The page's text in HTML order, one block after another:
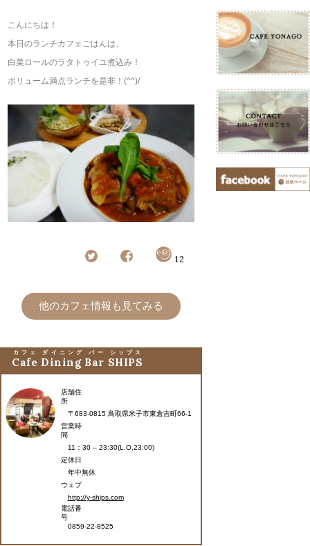
​こんにちは！
本日のランチカフェごはんは、
白菜ロールのラタトゥイユ煮込み！
ボリューム満点ランチを是非！(^^)/
12
他のカフェ情報も見てみる
Cafe Dining Bar SHIPS
カフェ ダイニング バー シップス
店舗住
所
〒683-0815 鳥取県米子市東倉吉町66-1
営業時
間
11：30 – 23:30(L.O,23:00)
定休日
年中無休
ウェブ
http://y-ships.com
電話番
号
0859-22-8525